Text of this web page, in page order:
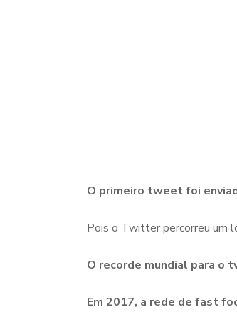
O primeiro tweet foi
Pois o Twitter percorreu um
O recorde mundial para o
Em 2017, a rede de fast